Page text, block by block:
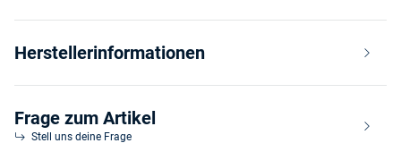
Herstellerinformationen
Frage zum Artikel
Stell uns deine Frage